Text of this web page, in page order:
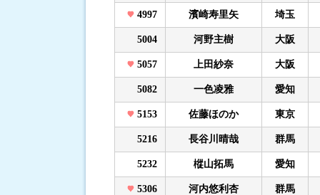
4997 濱崎寿里矢 埼玉
5004 河野主樹 大阪
5057 上田紗奈 大阪
5082 一色凌雅 愛知
5153 佐藤ほのか 東京
5216 長谷川晴哉 群馬
5232 樅山拓馬 愛知
5306 河内悠利杏 群馬